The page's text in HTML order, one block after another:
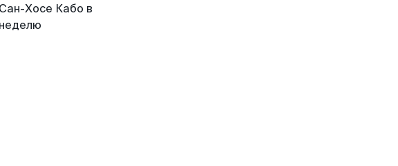
Сан-Хосе Кабо в
неделю